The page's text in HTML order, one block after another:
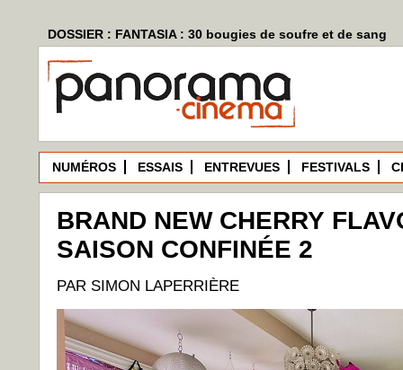
DOSSIER : FANTASIA : 30 bougies de soufre et de sang
NUMÉROS ESSAIS ENTREVUES FESTIVALS
BRAND NEW CHERRY
SAISON CONFINÉE 2
PAR SIMON LAPERRIÈRE